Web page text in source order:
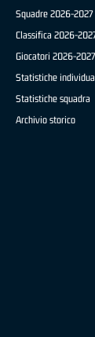
Squadre 2026-2027
Classifica 2026-
Giocatori 2026-2027
Statistiche
Statistiche squadra
Archivio storico